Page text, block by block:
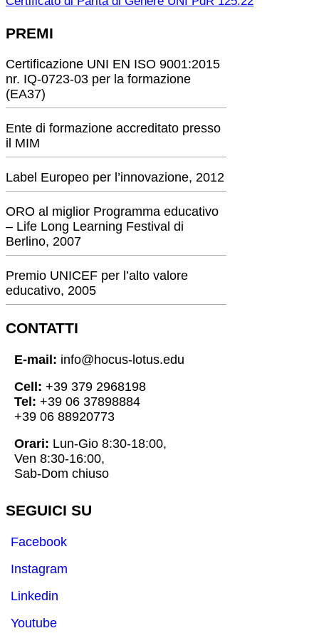
PREMI
Certificazione UNI EN ISO 9001:2015
nr. IQ-0723-03 per la formazione
(EA37)
Ente di formazione accreditato presso
il MIM
Label Europeo per l’innovazione, 2012
ORO al miglior Programma educativo
– Life Long Learning Festival di
Berlino, 2007
Premio UNICEF per l’alto valore
educativo, 2005
CONTATTI
E-mail: info@hocus-lotus.edu
Cell: +39 379 2968198
Tel: +39 06 37898884
+39 06 88920773
Orari: Lun-Gio 8:30-18:00,
Ven 8:30-16:00,
Sab-Dom chiuso
SEGUICI SU
Facebook
Instagram
Linkedin
Youtube